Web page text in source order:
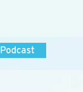
Podcast